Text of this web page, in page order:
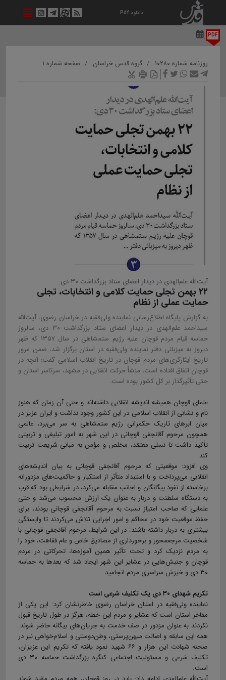
دانلود Pdf
PDF
روزنامه شماره ۱۰۲۸۰ گروه قدس خراسان صفحه شماره ۱
آیت‌الله ‌علم‌الهدی در دیدار اعضای ستاد بزرگداشت ۳۰ دی:
۲۲ بهمن تجلی حمایت کلامی و انتخابات، تجلی
حمایت عملی از نظام
به گزارش پایگاه اطلاع‌رسانی نماینده ولی‌فقیه در خراسان رضوی، آیت‌الله
سیداحمد علم‌الهدی در دیدار اعضای ستاد بزرگداشت ۳۰ دی، سالروز
حماسه قیام مردم قوچان علیه رژیم ستمشاهی در سال ۱۳۵۷ که ظهر
دیروز به میزبانی دفتر نماینده ولی‌فقیه در استان برگزار شد، ضمن مرور
تاریخ ایثارگری‌های مردم قوچان در تاریخ انقلاب اسلامی گفت: آنچه در
قوچان اتفاق افتاده است، منشأ حرکت انقلابی در مشهد، سرتاسر استان و
حتی تأثیرگذار بر کل کشور بوده است.
علمای قوچان همیشه اندیشه انقلابی داشته‌اند و حتی آن زمان که هنوز
نام و نشانی از انقلاب اسلامی در این کشور وجود نداشت و ایران عزیز در
میان ابرهای تاریک حکمرانی رژیم ستمشاهی به سر می‌برد، عالمی
همچون مرحوم آقانجفی قوچانی در این شهر به امور تبلیغی و تربیتی
تأکید داشت تا نسلی معتقد، مخلص و مؤمن به مبانی شریعت تربیت
کند.
وی افزود: موقعیتی که مرحوم آقانجفی قوچانی به بیان اندیشه‌های
انقلابی می‌پرداخت و با استبداد متأثر از استکبار و حاکمیت‌های مزدورانه
برخاسته از نفوذ بیگانگان و اجانب مقابله می‌کرد، در شرایطی بود که قرب
به دستگاه سلطنت و دربار به‌ عنوان یک ارزش محسوب می‌شد و حتی
علمایی که صاحب‌ امتیاز نسبت به مرحوم آقانجفی قوچانی بودند، برای
حفظ موقعیت خود در محاکم و امور اجرایی تلاش می‌کردند تا وابستگی
بیشتری به دربار داشته باشند. در این شرایط، مرحوم آقانجفی قوچانی با
شخصیت مرجع‎محور و برخورداری از مصادیق خاص و عام فقاهت، خود را
به مردم نزدیک کرد و تحت تأثیر همین آموزه‌ها، تحرکاتی در مردم
قوچان و جنبش‌هایی در عشایر این شهر ایجاد شد که بعدها به حماسه
۳۰ دی و خیزش سراسری مردم انجامید.
تکریم شهدای ۳۰ دی یک تکلیف شرعی است
نماینده ولی‌فقیه در استان خراسان رضوی خاطرنشان کرد: این یکی از
مفاخر استان است که عشایر و مردم این خطه، هرگز در طول تاریخ قبول
نکردند به‌ عنوان مزدور در صف خدمت به جریان‌های بیگانه حاضر شوند.
همه این سابقه و اصالت میهن‌پرستی، وطن‌دوستی و اسلام‌خواهی نیز در
صحنه شهادت این هزار و ۶۶ شهید نمود یافته که تکریم این عزیزان،
تکلیف شرعی و مسئولیت اجتماعی کنگره بزرگداشت حماسه ۳۰ دی
است.